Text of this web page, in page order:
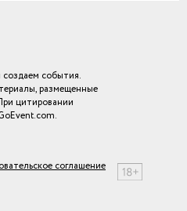
события.
размещенные
цитировании
соглашение